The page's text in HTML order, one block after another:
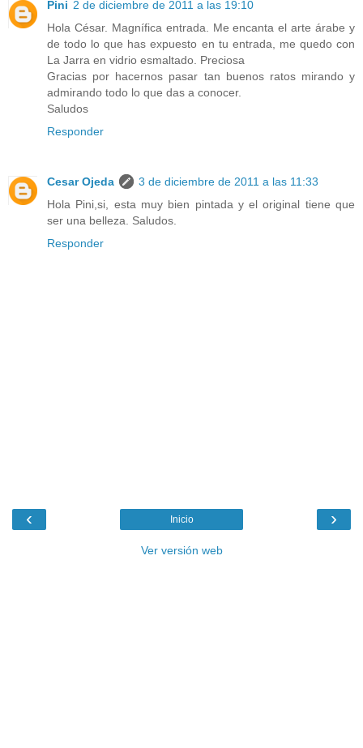
Pini 2 de diciembre de 2011 a las 19:10
Hola César. Magnífica entrada. Me encanta el arte árabe y
de todo lo que has expuesto en tu entrada, me quedo con
La Jarra en vidrio esmaltado. Preciosa
Gracias por hacernos pasar tan buenos ratos mirando y
admirando todo lo que das a conocer.
Saludos
Responder
Cesar Ojeda
3 de diciembre de 2011 a las 11:33
Hola Pini,si, esta muy bien pintada y el original tiene que
ser una belleza. Saludos.
Responder
‹ ›
Inicio
Ver versión web